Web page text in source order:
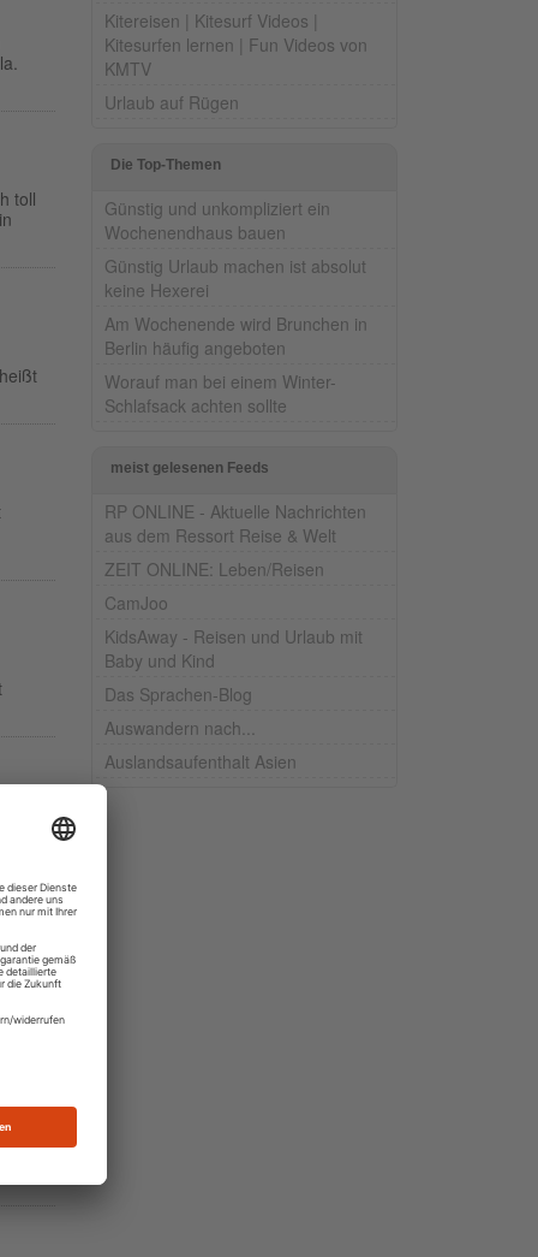
toll
in
Kitereisen | Kitesurf Videos |
Kitesurfen lernen | Fun Videos von
KMTV
Urlaub auf Rügen
Die Top-Themen
Günstig und unkompliziert ein
Wochenendhaus bauen
Günstig Urlaub machen ist absolut
keine Hexerei
Am Wochenende wird Brunchen in
Berlin häufig angeboten
Worauf man bei einem Winter-
Schlafsack achten sollte
meist gelesenen Feeds
RP ONLINE - Aktuelle Nachrichten
aus dem Ressort Reise & Welt
ZEIT ONLINE: Leben/Reisen
CamJoo
KidsAway - Reisen und Urlaub mit
Baby und Kind
Das Sprachen-Blog
Auswandern nach...
Auslandsaufenthalt Asien